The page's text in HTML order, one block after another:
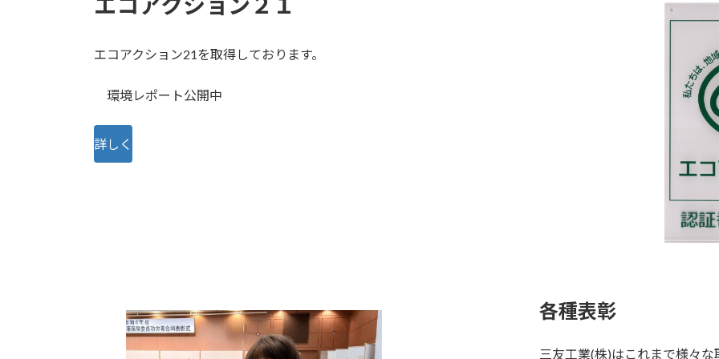
エコアクション21を取得しております。
環境レポート公開中
詳しく
各種表彰
三友工業(株)はこれまで様々